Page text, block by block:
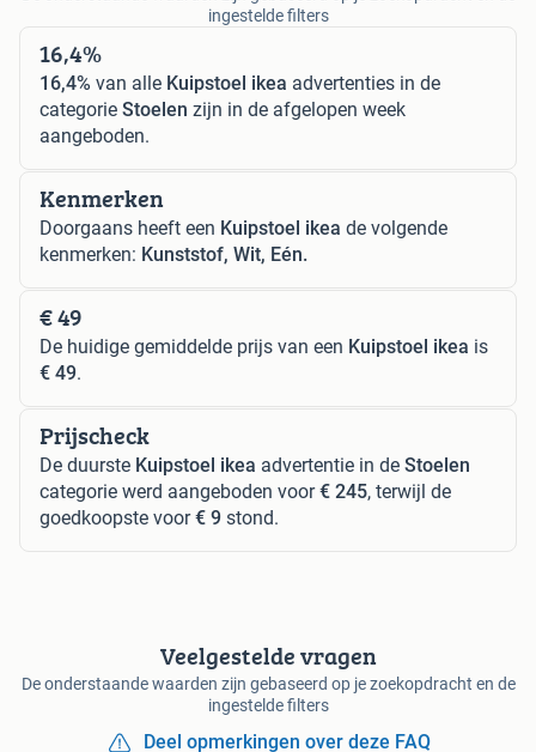
ingestelde filters
16,4%
16,4% van alle Kuipstoel ikea advertenties in de
categorie Stoelen zijn in de afgelopen week
aangeboden.
Kenmerken
Doorgaans heeft een Kuipstoel ikea de volgende
kenmerken: Kunststof, Wit, Eén.
€ 49
De huidige gemiddelde prijs van een Kuipstoel ikea is
€ 49.
Prijscheck
De duurste Kuipstoel ikea advertentie in de Stoelen
categorie werd aangeboden voor€ 245, terwijl de
goedkoopste voor€ 9 stond.
Veelgestelde vragen
De onderstaande waarden zijn gebaseerd op je zoekopdracht en de
ingestelde filters
Deel opmerkingen over deze FAQ